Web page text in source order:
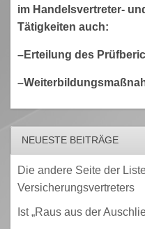
im Handelsvertreter-
Tätigkeiten auch:
–Erteilung des
NEUESTE BEITRÄGE
Die andere Seite der
Versicherungsvertreters
Ist „Raus aus der